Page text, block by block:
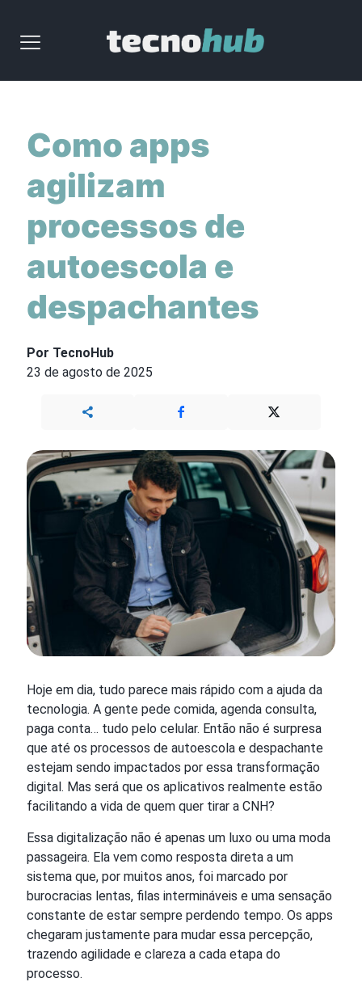
Como apps
agilizam
processos de
autoescola e
despachantes
Por TecnoHub
23 de agosto de 2025
Hoje em dia, tudo parece mais rápido com a ajuda da
tecnologia. A gente pede comida, agenda consulta,
paga conta… tudo pelo celular. Então não é surpresa
que até os processos de autoescola e despachante
estejam sendo impactados por essa transformação
digital. Mas será que os aplicativos realmente estão
facilitando a vida de quem quer tirar a CNH?
Essa digitalização não é apenas um luxo ou uma moda
passageira. Ela vem como resposta direta a um
sistema que, por muitos anos, foi marcado por
burocracias lentas, filas intermináveis e uma sensação
constante de estar sempre perdendo tempo. Os apps
chegaram justamente para mudar essa percepção,
trazendo agilidade e clareza a cada etapa do
processo.